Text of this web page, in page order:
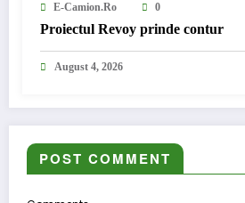
E-Camion.ro 0
Proiectul Revoy prinde contur
August 4, 2026
POST COMMENT